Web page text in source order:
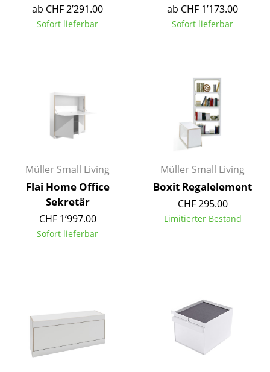
Akkuleuchten
Einzelbetten
Stapelbetten
Nachttische & Bettzubehör
... alle Betten
Accessoires
Figuren & Miniaturen
Tabletts
ab CHF 2’291.00
Sofort lieferbar
ab CHF 1’173.00
Sofort lieferbar
Müller Small Living
Flai Home Office
Sekretär
CHF 1’997.00
Sofort lieferbar
Müller Small Living
Boxit Regalelement
CHF 295.00
Limitierter Bestand